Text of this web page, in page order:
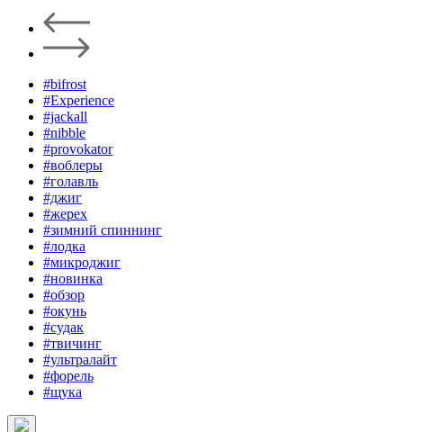
#bifrost
#Experience
#jackall
#nibble
#provokator
#воблеры
#голавль
#джиг
#жерех
#зимний спиннинг
#лодка
#микроджиг
#новинка
#обзор
#окунь
#судак
#твичинг
#ультралайт
#форель
#щука